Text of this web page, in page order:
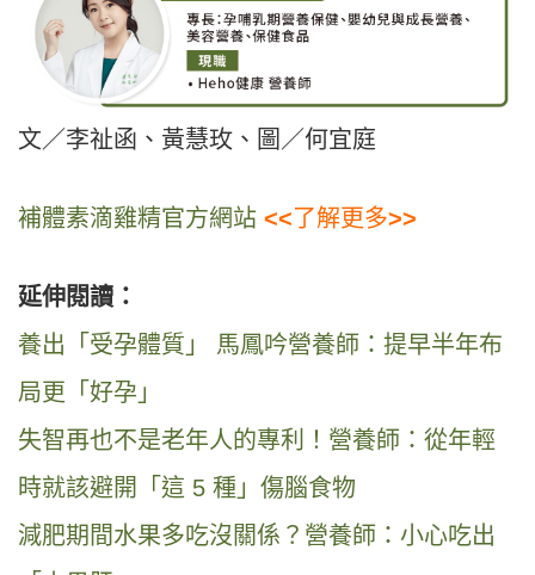
文／李祉函、黃慧玫、圖／何宜庭
補體素滴雞精官方網站 <<了解更多>>
延伸閱讀：
養出「受孕體質」 馬鳳吟營養師：提早半年布
局更「好孕」
失智再也不是老年人的專利！營養師：從年輕
時就該避開「這 5 種」傷腦食物
減肥期間水果多吃沒關係？營養師：小心吃出